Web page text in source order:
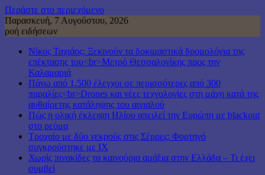
Περάστε στο περιεχόμενο
Παρασκευή, 7 Αυγούστου, 2026
ροή ειδήσεων
Νίκος Ταχιάος: Ξεκινούν τα δοκιμαστικά δρομολόγια της
επέκτασης του<br>Μετρό Θεσσαλονίκης προς την
Καλαμαριά
Πάνω από 1.500 έλεγχοι σε περισσότερες από 300
παραλίες<br>Drones και νέες τεχνολογίες στη μάχη κατά της
αυθαίρετης κατάληψης του αιγιαλού
Πώς η ολική έκλειψη Ηλίου απειλεί την Ευρώπη με blackout
στο ρεύμα
Τροχαίο με δύο νεκρούς στις Σέρρες: Φορτηγό
συγκρούστηκε με ΙΧ
Χωρίς πινακίδες τα καινούρια αμάξια στην Ελλάδα – Τι έχει
συμβεί